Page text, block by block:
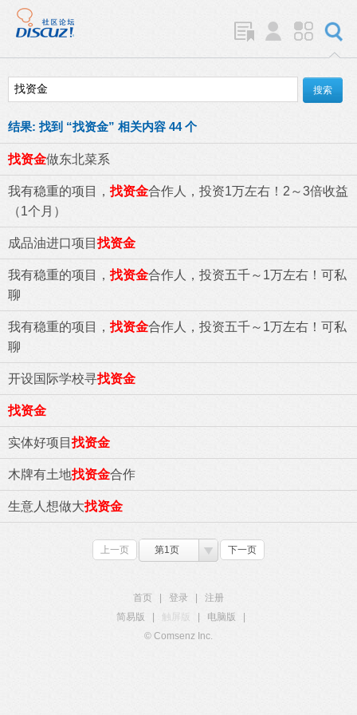
结果: 找到 “找资金” 相关内容 44 个
找资金做东北菜系
我有稳重的项目，找资金合作人，投资1万左右！2～3倍收益
（1个月）
成品油进口项目找资金
我有稳重的项目，找资金合作人，投资五千～1万左右！可私
聊
我有稳重的项目， 找资金合作人，投资五千～1万左右！可私
聊
开设国际学校寻找资金
找资金
实体好项目找资金
木牌有土地找资金合作
生意人想做大找资金
上一页 第1页 下一页
首页 登录
注册
简易版
触屏版 电脑版
© Comsenz Inc.